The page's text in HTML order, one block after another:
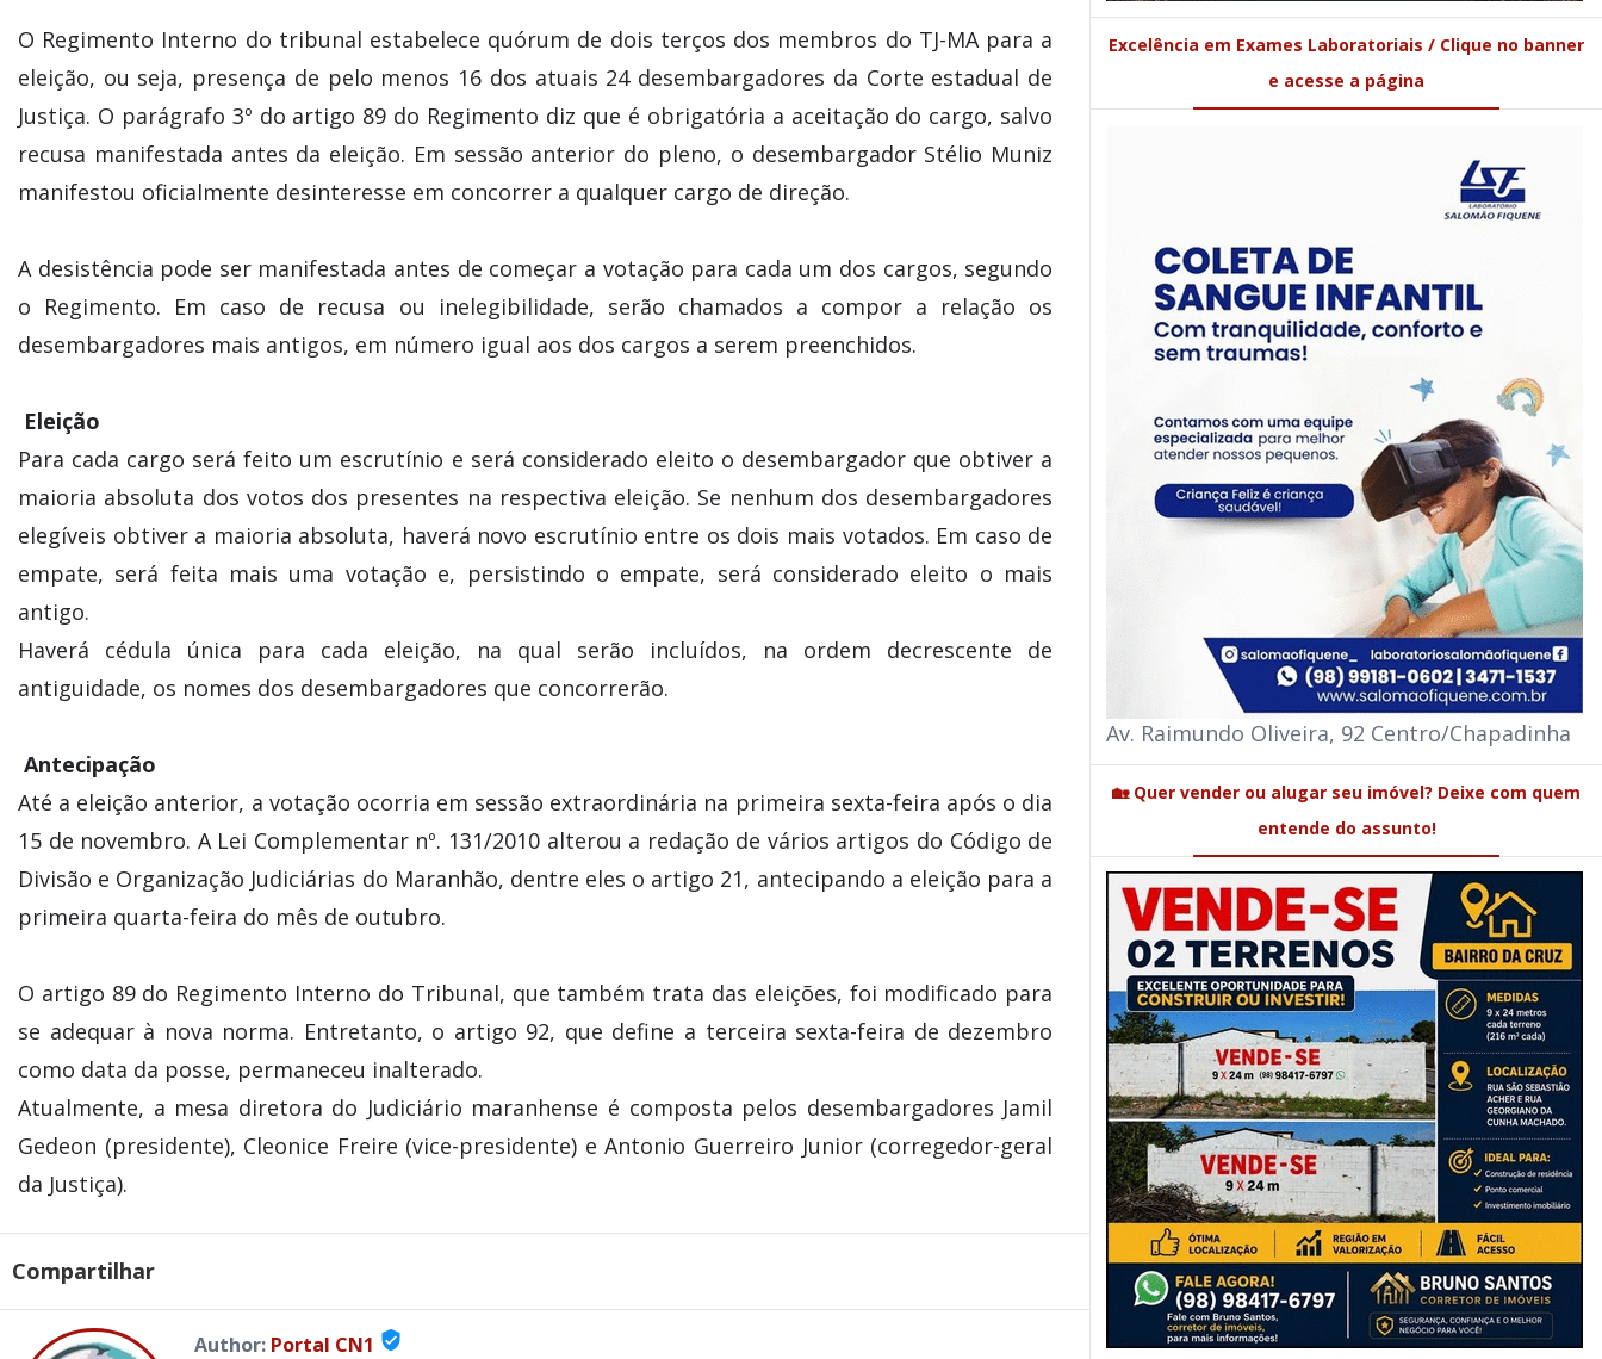
O Regimento Interno do tribunal estabelece quórum de dois terços dos membros do TJ-MA para a
eleição, ou seja, presença de pelo menos 16 dos atuais 24 desembargadores da Corte estadual de
Justiça. O parágrafo 3º do artigo 89 do Regimento diz que é obrigatória a aceitação do cargo, salvo
recusa manifestada antes da eleição. Em sessão anterior do pleno, o desembargador Stélio Muniz
manifestou oficialmente desinteresse em concorrer a qualquer cargo de direção.
A desistência pode ser manifestada antes de começar a votação para cada um dos cargos, segundo
o Regimento. Em caso de recusa ou inelegibilidade, serão chamados a compor a relação os
desembargadores mais antigos, em número igual aos dos cargos a serem preenchidos.
Eleição
Para cada cargo será feito um escrutínio e será considerado eleito o desembargador que obtiver a
maioria absoluta dos votos dos presentes na respectiva eleição. Se nenhum dos desembargadores
elegíveis obtiver a maioria absoluta, haverá novo escrutínio entre os dois mais votados. Em caso de
empate, será feita mais uma votação e, persistindo o empate, será considerado eleito o mais
antigo.
Haverá cédula única para cada eleição, na qual serão incluídos, na ordem decrescente de
antiguidade, os nomes dos desembargadores que concorrerão.
Antecipação
Até a eleição anterior, a votação ocorria em sessão extraordinária na primeira sexta-feira após o dia
15 de novembro. A Lei Complementar nº. 131/2010 alterou a redação de vários artigos do Código de
Divisão e Organização Judiciárias do Maranhão, dentre eles o artigo 21, antecipando a eleição para a
primeira quarta-feira do mês de outubro.
O artigo 89 do Regimento Interno do Tribunal, que também trata das eleições, foi modificado para
se adequar à nova norma. Entretanto, o artigo 92, que define a terceira sexta-feira de dezembro
como data da posse, permaneceu inalterado.
Atualmente, a mesa diretora do Judiciário maranhense é composta pelos desembargadores Jamil
Gedeon (presidente), Cleonice Freire (vice-presidente) e Antonio Guerreiro Junior (corregedor-geral
da Justiça).
Compartilhar
Author: Portal CN1 verified_user
Excelência em Exames Laboratoriais / Clique no banner
e acesse a página
Av. Raimundo Oliveira, 92 Centro/Chapadinha
🏡 Quer vender ou alugar seu imóvel? Deixe com quem
entende do assunto!